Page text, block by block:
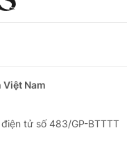
Nam
tử số 483/GP-BTTTT